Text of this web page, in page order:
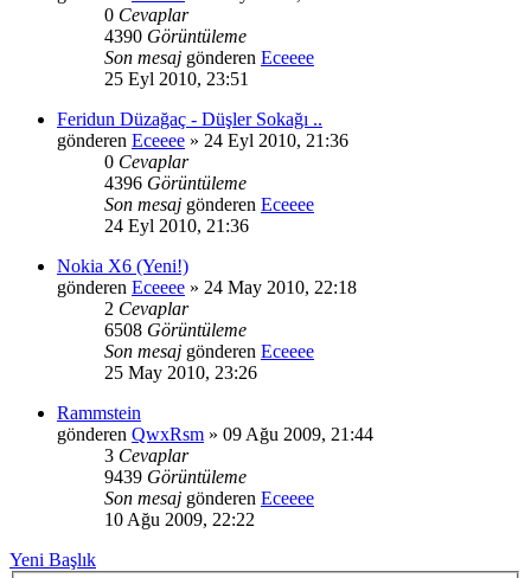
0 Cevaplar
4390 Görüntüleme
Son mesaj gönderen Eceeee
25 Eyl 2010, 23:51
Feridun Düzağaç - Düşler Sokağı ..
gönderen Eceeee » 24 Eyl 2010, 21:36
0 Cevaplar
4396 Görüntüleme
Son mesaj gönderen Eceeee
24 Eyl 2010, 21:36
Nokia X6 (Yeni!)
gönderen Eceeee » 24 May 2010, 22:18
2 Cevaplar
6508 Görüntüleme
Son mesaj gönderen Eceeee
25 May 2010, 23:26
Rammstein
gönderen QwxRsm » 09 Ağu 2009, 21:44
3 Cevaplar
9439 Görüntüleme
Son mesaj gönderen Eceeee
10 Ağu 2009, 22:22
Yeni Başlık